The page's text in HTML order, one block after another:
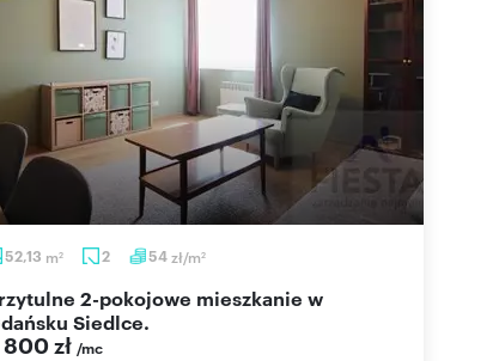
52,13 m2 2 54zł/m2
Siedlce.
zł /mc